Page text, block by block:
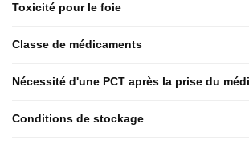
Toxicité pour le foie
Classe de médicaments
Nécessité d'une PCT après la prise du
Conditions de stockage